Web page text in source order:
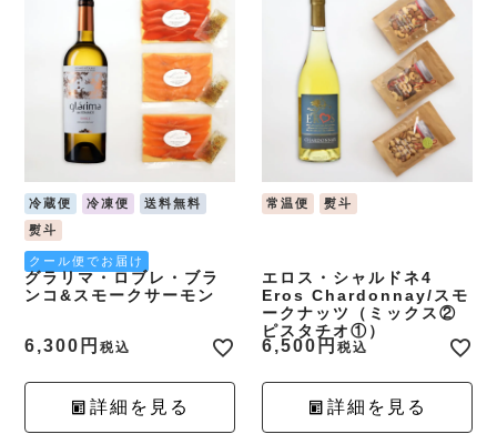
冷蔵便 冷凍便
送料無料
熨斗
クール便でお届け
グラリマ・ロブレ・ブラ
ンコ&スモークサーモン
6,300 税込
詳細を見る
常温便 熨斗
エロス・シャルドネ4
Eros Chardonnay/スモ
ークナッツ（ミックス②
ピスタチオ①）
6,500 税込
詳細を見る